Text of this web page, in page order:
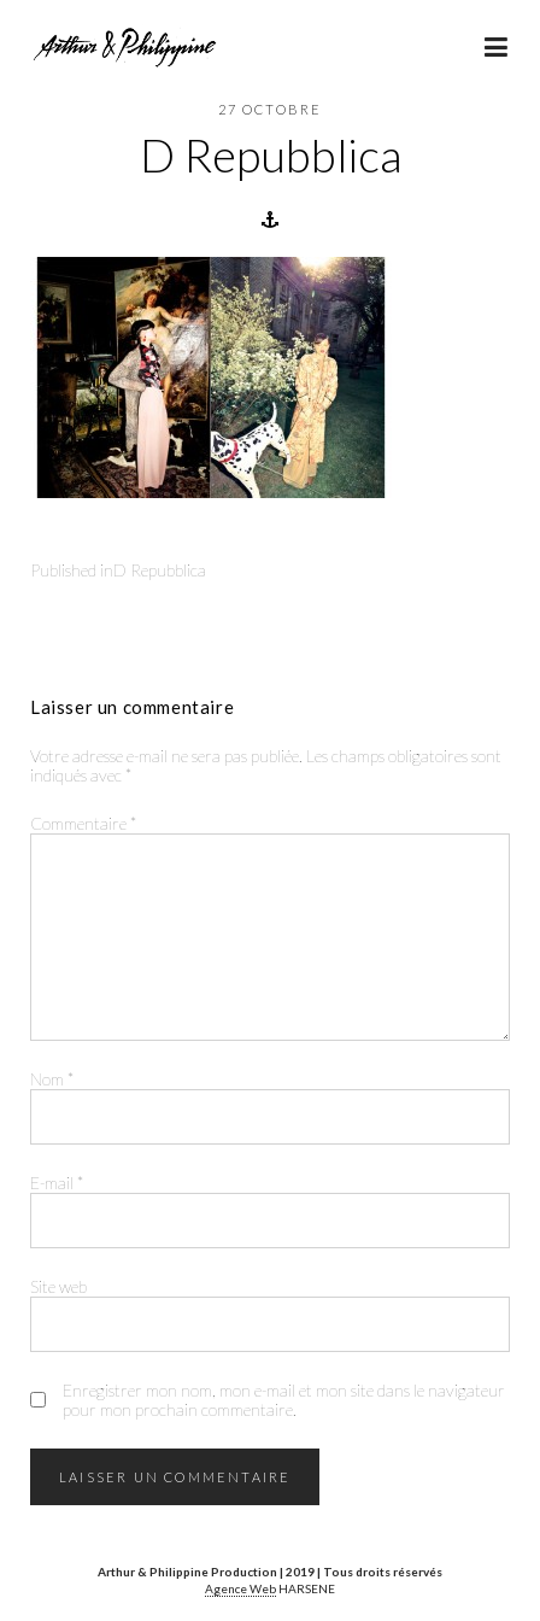
Contact
FACEBOOK
INSTAGRAM
27 OCTOBRE
D Repubblica
Published inD Repubblica
Laisser un commentaire
Votre adresse e-mail ne sera pas publiée. Les champs obligatoires sont
indiqués avec *
Commentaire *
Nom *
E-mail *
Site web
Enregistrer mon nom, mon e-mail et mon site dans le navigateur
pour mon prochain commentaire.
Arthur & Philippine Production | 2019 | Tous droits réservés
Agence Web HARSENE